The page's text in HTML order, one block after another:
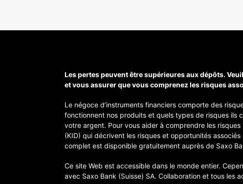
Les pertes peuvent être supérieures aux dépôts.
et vous assurer que vous comprenez les risques
Le négoce d’instruments financiers comporte des
fonctionnent nos produits et quels types de risques ils
votre argent. Pour vous aider à comprendre les
(KID) qui décrivent les risques et opportunités
complet est disponible gratuitement auprès de Saxo
Ce site Web est accessible dans le monde entier.
avec Saxo Bank (Suisse) SA. Collaboration et tous les